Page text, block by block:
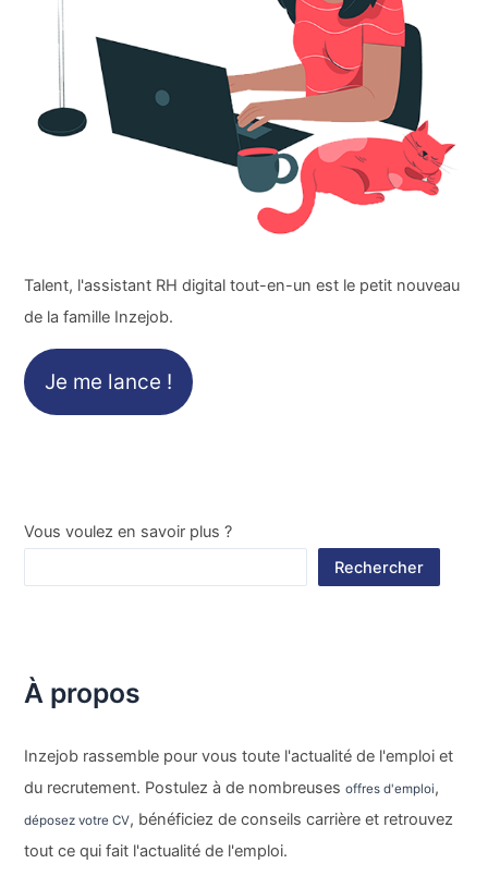
Talent, l'assistant RH digital tout-en-un est le petit nouveau
de la famille Inzejob.
Je me lance !
Vous voulez en savoir plus ?
Rechercher
À propos
Inzejob rassemble pour vous toute l'actualité de l'emploi et
du recrutement. Postulez à de nombreusesoffres d'emploi,
déposez votre CV, bénéficiez de conseils carrière et retrouvez
tout ce qui fait l'actualité de l'emploi.